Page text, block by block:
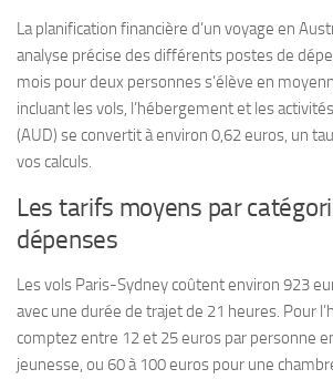
La planification financière d’un voyage en
analyse précise des différents postes de
mois pour deux personnes s’élève en
incluant les vols, l’hébergement et les
(AUD) se convertit à environ 0,62 euros, un
vos calculs.
Les tarifs moyens par
dépenses
Les vols Paris-Sydney coûtent environ 923
avec une durée de trajet de 21 heures. Pour
comptez entre 12 et 25 euros par personne
jeunesse, ou 60 à 100 euros pour une